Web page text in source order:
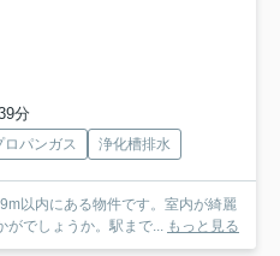
分
ロパンガス 浄化槽排水
以内にある物件です。室内が綺麗
がでしょうか。駅まで... もっと見る